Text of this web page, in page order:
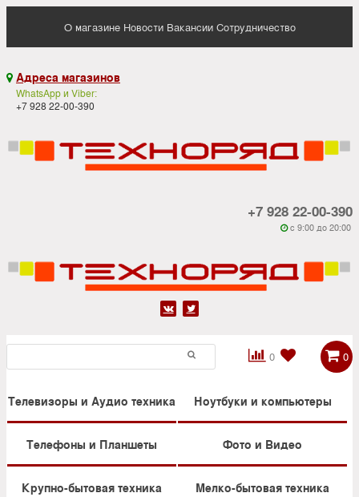
О магазине Новости Вакансии Сотрудничество
 Адреса магазинов
WhatsApp и Viber:
+7 928 22-00-390
+7 928 22-00-390
 c 9:00 до 20:00
 
0

 0
Телевизоры и Аудио техника Ноутбуки и компьютеры
Телефоны и Планшеты Фото и Видео
Крупно-бытовая техника Мелко-бытовая техника